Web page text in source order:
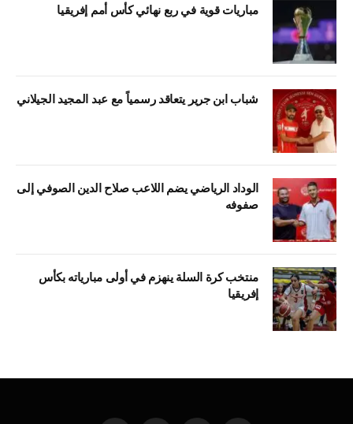
مباريات قوية في ربع نهائي كأس أمم إفريقيا
شباب ابن جرير يتعاقد رسمياً مع عبد المجيد الجيلاني
الوداد الرياضي يضم اللاعب صلاح الدين الصوفي إلى
صفوفه
منتخب كرة السلة ينهزم في أولى مبارياته بكأس
إفريقيا